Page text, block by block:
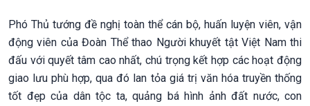
Phó Thủ tướng đề nghị toàn thể cán bộ, huấn luyện viên, vận
động viên của Đoàn Thể thao Người khuyết tật Việt Nam thi
đấu với quyết tâm cao nhất, chú trọng kết hợp các hoạt động
giao lưu phù hợp, qua đó lan tỏa giá trị văn hóa truyền thống
tốt đẹp của dân tộc ta, quảng bá hình ảnh đất nước, con